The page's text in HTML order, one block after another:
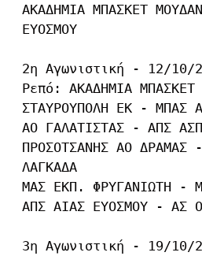
ΑΚΑΔΗΜΙΑ ΜΠΑΣΚΕΤ
ΕΥΟΣΜΟΥ
2η Αγωνιστική - 12/10/
Ρεπό: ΑΚΑΔΗΜΙΑ ΜΠΑΣΚΕΤ
ΣΤΑΥΡΟΥΠΟΛΗ ΕΚ - ΜΠΑΣ
ΑΟ ΓΑΛΑΤΙΣΤΑΣ - ΑΠΣ
ΠΡΟΣΟΤΣΑΝΗΣ ΑΟ ΔΡΑΜΑΣ
ΛΑΓΚΑΔΑ
ΜΑΣ ΕΚΠ. ΦΡΥΓΑΝΙΩΤΗ -
ΑΠΣ ΑΙΑΣ ΕΥΟΣΜΟΥ - ΑΣ
3η Αγωνιστική - 19/10/